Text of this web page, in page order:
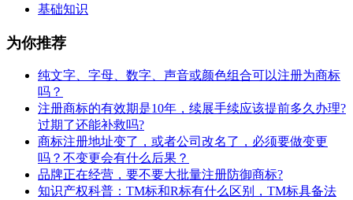
基础知识
为你推荐
纯文字、字母、数字、声音或颜色组合可以注册为商标
吗？
注册商标的有效期是10年，续展手续应该提前多久办理?
过期了还能补救吗?
商标注册地址变了，或者公司改名了，必须要做变更
吗？不变更会有什么后果？
​品牌正在经营，要不要大批量注册防御商标?
知识产权科普：TM标和R标有什么区别，TM标具备法